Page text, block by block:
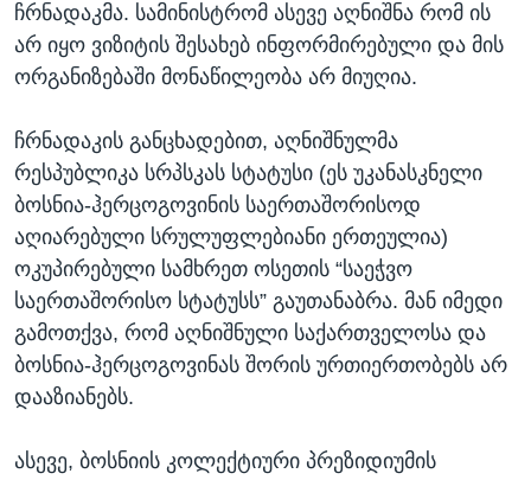
ჩრნადაკმა. სამინისტრომ ასევე აღნიშნა რომ ის
არ იყო ვიზიტის შესახებ ინფორმირებული და მის
ორგანიზებაში მონაწილეობა არ მიუღია.
ჩრნადაკის განცხადებით, აღნიშნულმა
რესპუბლიკა სრპსკას სტატუსი (ეს უკანასკნელი
ბოსნია-ჰერცოგოვინის საერთაშორისოდ
აღიარებული სრულუფლებიანი ერთეულია)
ოკუპირებული სამხრეთ ოსეთის “საეჭვო
საერთაშორისო სტატუსს” გაუთანაბრა. მან იმედი
გამოთქვა, რომ აღნიშნული საქართველოსა და
ბოსნია-ჰერცოგოვინას შორის ურთიერთობებს არ
დააზიანებს.
ასევე, ბოსნიის კოლექტიური პრეზიდიუმის